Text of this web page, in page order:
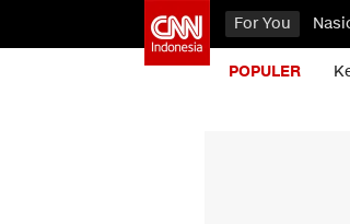
For You
POPULER